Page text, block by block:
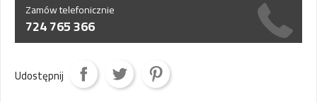
Zamów telefonicznie
724 765 366
Udostępnij